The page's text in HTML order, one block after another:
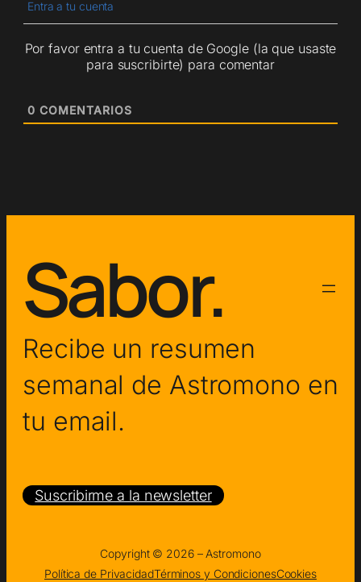
Entra a tu cuenta
Por favor entra a tu cuenta de Google (la que usaste
para suscribirte) para comentar
0 COMENTARIOS
Sabor.
Recibe un resumen
semanal de Astromono en
tu email.
Suscribirme a la newsletter
Copyright © 2026 – Astromono
Política de PrivacidadTérminos y CondicionesCookies